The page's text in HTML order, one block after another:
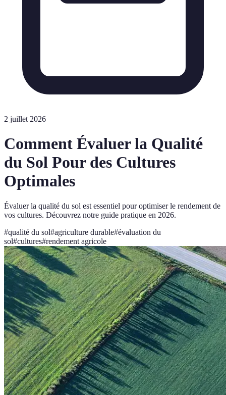
2 juillet 2026
Comment Évaluer la Qualité
du Sol Pour des Cultures
Optimales
Évaluer la qualité du sol est essentiel pour optimiser le rendement de
vos cultures. Découvrez notre guide pratique en 2026.
#qualité du sol#agriculture durable#évaluation du
sol#cultures#rendement agricole